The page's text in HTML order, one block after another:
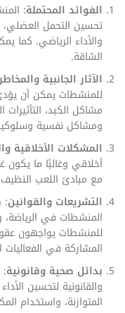
الفوائد المحتملة:
تحسين التحمل
والأداء الرياضي. كما
الشاقة.
الآثار الجانبية
للمنشطات يمكن أن
مشاكل الكبد،
ومشاكل نفسية
المشكلات الأخلاقية
أخلاقي وغالبًا ما
مع مبادئ اللعب النظيف
التشريعات والقوانين:
المنشطات في
للمنشطات يواجهون
المشاركة في الفعاليات
بدائل صحية وقانونية:
والقانونية لتحسين
المتوازنة، واستخدام